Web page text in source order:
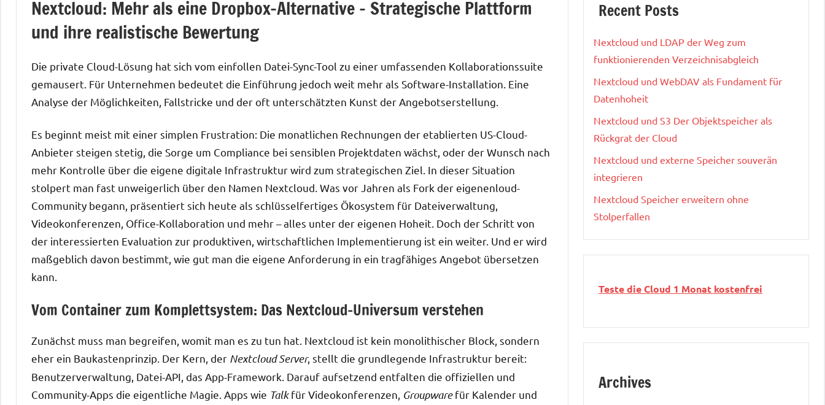
Nextcloud: Mehr als eine Dropbox-Alternative – Strategische Plattform
und ihre realistische Bewertung
Die private Cloud-Lösung hat sich vom einfollen Datei-Sync-Tool zu einer umfassenden Kollaborationssuite
gemausert. Für Unternehmen bedeutet die Einführung jedoch weit mehr als Software-Installation. Eine
Analyse der Möglichkeiten, Fallstricke und der oft unterschätzten Kunst der Angebotserstellung.
Es beginnt meist mit einer simplen Frustration: Die monatlichen Rechnungen der etablierten US-Cloud-
Anbieter steigen stetig, die Sorge um Compliance bei sensiblen Projektdaten wächst, oder der Wunsch nach
mehr Kontrolle über die eigene digitale Infrastruktur wird zum strategischen Ziel. In dieser Situation
stolpert man fast unweigerlich über den Namen Nextcloud. Was vor Jahren als Fork der eigenenloud-
Community begann, präsentiert sich heute als schlüsselfertiges Ökosystem für Dateiverwaltung,
Videokonferenzen, Office-Kollaboration und mehr – alles unter der eigenen Hoheit. Doch der Schritt von
der interessierten Evaluation zur produktiven, wirtschaftlichen Implementierung ist ein weiter. Und er wird
maßgeblich davon bestimmt, wie gut man die eigene Anforderung in ein tragfähiges Angebot übersetzen
kann.
Vom Container zum Komplettsystem: Das Nextcloud-Universum verstehen
Zunächst muss man begreifen, womit man es zu tun hat. Nextcloud ist kein monolithischer Block, sondern
eher ein Baukastenprinzip. Der Kern, der Nextcloud Server, stellt die grundlegende Infrastruktur bereit:
Benutzerverwaltung, Datei-API, das App-Framework. Darauf aufsetzend entfalten die offiziellen und
Community-Apps die eigentliche Magie. Apps wie Talkfür Videokonferenzen, Groupwarefür Kalender und
Recent Posts
Nextcloud und LDAP der Weg zum
funktionierenden Verzeichnisabgleich
Nextcloud und WebDAV als Fundament für
Datenhoheit
Nextcloud und S3 Der Objektspeicher als
Rückgrat der Cloud
Nextcloud und externe Speicher souverän
integrieren
Nextcloud Speicher erweitern ohne
Stolperfallen
Teste die Cloud 1 Monat kostenfrei
Archives